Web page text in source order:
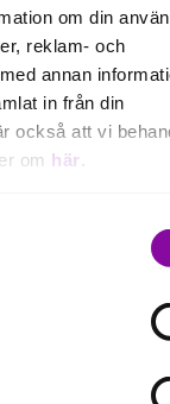
om din
reklam- och
annan
in från din
också att vi
om här
ske, förutom för
se mer
egna
I en
kraft